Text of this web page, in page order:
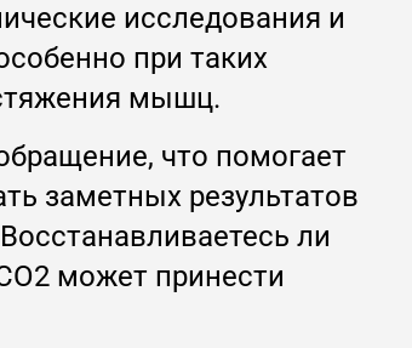
исследования и
при таких
мышц.
что помогает
заметных результатов
ли
может принести